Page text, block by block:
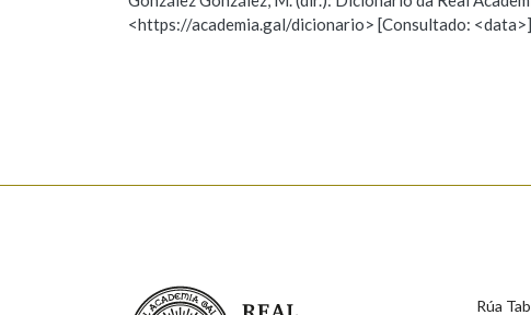
Observación Hai un erro na palabra
<https://academia.gal/dicionario> [Consultado: <data>]
Real Academia Galega
Rúa